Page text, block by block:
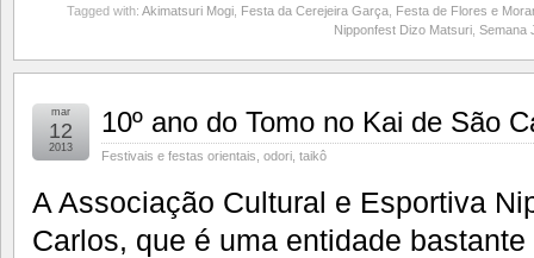
Tagged with: Akimatsuri Mogi Festa da Cerejeira Garça Festa de Flores e
Nipponfest Dizo Matsuri Semana
10º ano do Tomo no Kai de São
Festivais e festas orientais odori taikô
mar
12
2013
A Associação Cultural e Esportiva
Carlos, que é uma entidade